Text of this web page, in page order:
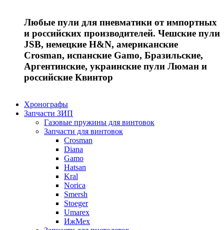
Любые пули для пневматики от импортных
и российских производителей. Чешские пули
JSB, немецкие H&N, американские
Crosman, испанские Gamo, Бразильские,
Аргентинские, украинские пули Люман и
российские Квинтор
Хронографы
Запчасти ЗИП
Газовые пружины для винтовок
Запчасти для винтовок
Crosman
Diana
Gamo
Hatsan
Kral
Norica
Smersh
Stoeger
Umarex
ИжМех